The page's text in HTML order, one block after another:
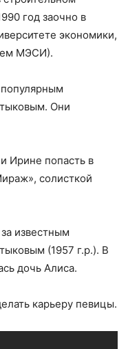
год заочно в
экономики,
МЭСИ).
Они
Ирине попасть в
солисткой
известным
(1957 г.р.). В
дочь Алиса.
карьеру певицы.